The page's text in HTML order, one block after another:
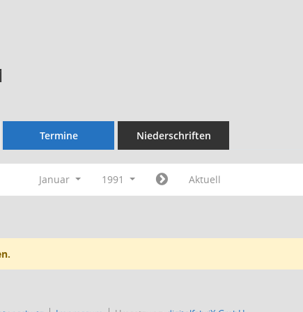
Termine Niederschriften
Januar 1991 Aktuell